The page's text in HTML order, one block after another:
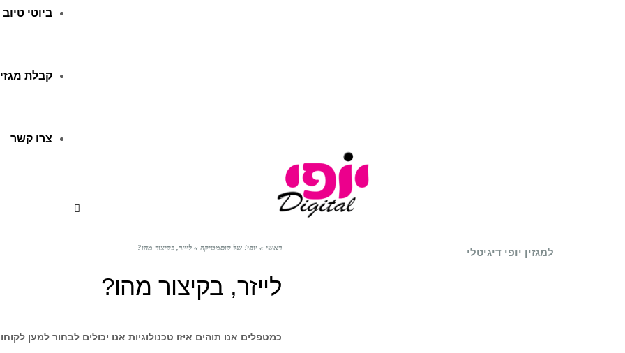
ביוטי טיוב
קבלת
צרו קשר
ראשי » יופי! של קוסמטיקה » לייזר, בקיצור מהו?
לייזר, בקיצור מהו?
כמטפלים אנו תוהים איזו טכנולוגיות אנו יכולים לבחור למען
למגזין יופי דיגיטלי